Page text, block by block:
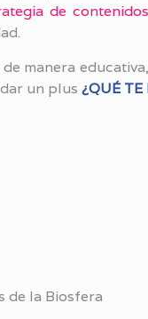
de contenidos
manera
dar un plus¿QUÉ TE
de la Biosfera